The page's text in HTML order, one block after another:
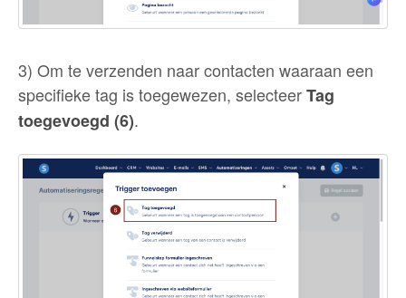
3) Om te verzenden naar contacten waaraan een
specifieke tag is toegewezen, selecteerTag
toegevoegd (6).